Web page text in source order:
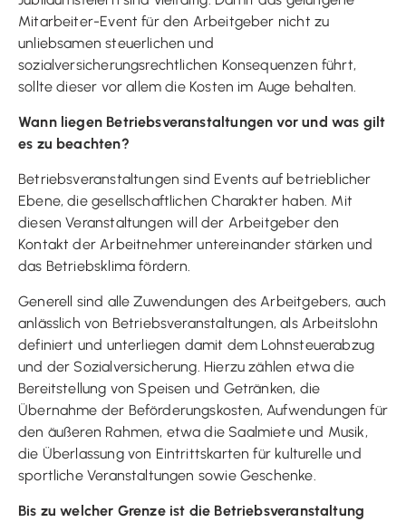
Mitarbeiter-Event für den Arbeitgeber nicht zu
unliebsamen steuerlichen und
sozialversicherungsrechtlichen Konsequenzen führt,
sollte dieser vor allem die Kosten im Auge behalten.
Wann liegen Betriebsveranstaltungen vor und was gilt
es zu beachten?
Betriebsveranstaltungen sind Events auf betrieblicher
Ebene, die gesellschaftlichen Charakter haben. Mit
diesen Veranstaltungen will der Arbeitgeber den
Kontakt der Arbeitnehmer untereinander stärken und
das Betriebsklima fördern.
Generell sind alle Zuwendungen des Arbeitgebers, auch
anlässlich von Betriebsveranstaltungen, als Arbeitslohn
definiert und unterliegen damit dem Lohnsteuerabzug
und der Sozialversicherung. Hierzu zählen etwa die
Bereitstellung von Speisen und Getränken, die
Übernahme der Beförderungskosten, Aufwendungen für
den äußeren Rahmen, etwa die Saalmiete und Musik,
die Überlassung von Eintrittskarten für kulturelle und
sportliche Veranstaltungen sowie Geschenke.
Bis zu welcher Grenze ist die Betriebsveranstaltung